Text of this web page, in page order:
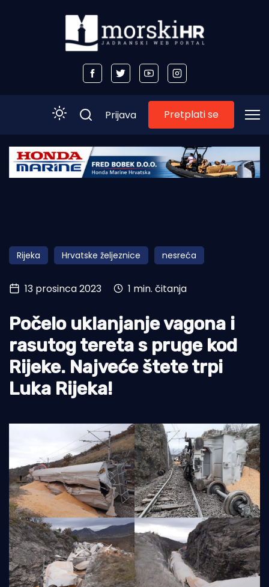
Početna
Obala
Otoci
Turizam i nautika
Pomorstvo
Ribolov
Ekologija
Tradicija i kultura
Prijava Pretplati se
Rijeka Hrvatske željeznice nesreća
13 prosinca 2023 1 min. čitanja
Počelo uklanjanje vagona i
rasutog tereta s pruge kod
Rijeke. Najveće štete trpi
Luka Rijeka!